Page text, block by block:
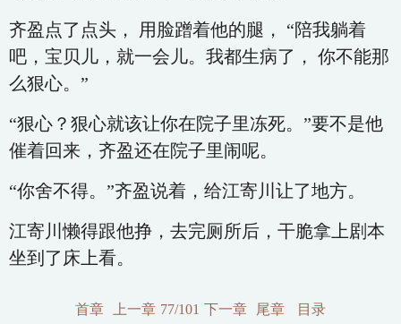
齐盈点了点头， 用脸蹭着他的腿， “陪我躺着
吧，宝贝儿，就一会儿。我都生病了， 你不能那
么狠心。”
“狠心？狠心就该让你在院子里冻死。”要不是他
催着回来，齐盈还在院子里闹呢。
“你舍不得。”齐盈说着，给江寄川让了地方。
江寄川懒得跟他挣，去完厕所后，干脆拿上剧本
坐到了床上看。
首章 上一章 77/101 下一章 尾章 目录